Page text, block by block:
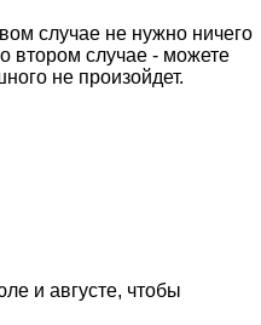
случае не нужно ничего
втором случае - можете
не произойдет.
и августе, чтобы